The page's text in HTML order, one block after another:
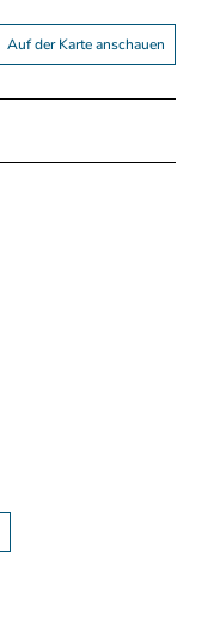
Auf der Karte anschauen